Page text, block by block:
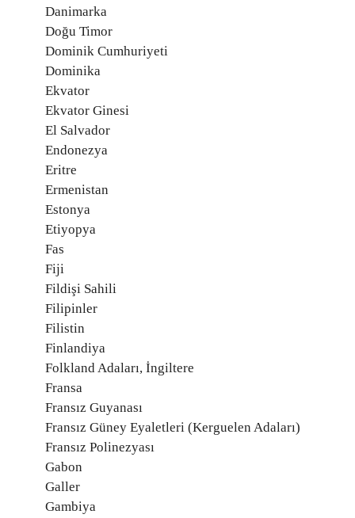
Danimarka
Doğu Timor
Dominik Cumhuriyeti
Dominika
Ekvator
Ekvator Ginesi
El Salvador
Endonezya
Eritre
Ermenistan
Estonya
Etiyopya
Fas
Fiji
Fildişi Sahili
Filipinler
Filistin
Finlandiya
Folkland Adaları, İngiltere
Fransa
Fransız Guyanası
Fransız Güney Eyaletleri (Kerguelen Adaları)
Fransız Polinezyası
Gabon
Galler
Gambiya